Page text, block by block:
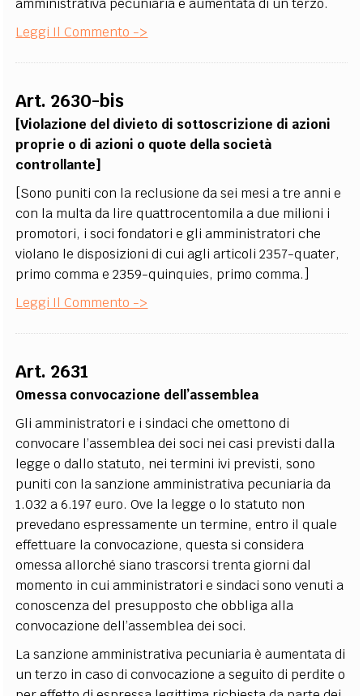
amministrativa pecuniaria è aumentata di un terzo.
Leggi Il Commento ->
Art. 2630-bis
[Violazione del divieto di sottoscrizione di azioni
proprie o di azioni o quote della società
controllante]
[Sono puniti con la reclusione da sei mesi a tre anni e
con la multa da lire quattrocentomila a due milioni i
promotori, i soci fondatori e gli amministratori che
violano le disposizioni di cui agli articoli 2357-quater,
primo comma e 2359-quinquies, primo comma.]
Leggi Il Commento ->
Art. 2631
Omessa convocazione dell’assemblea
Gli amministratori e i sindaci che omettono di
convocare l’assemblea dei soci nei casi previsti dalla
legge o dallo statuto, nei termini ivi previsti, sono
puniti con la sanzione amministrativa pecuniaria da
1.032 a 6.197 euro. Ove la legge o lo statuto non
prevedano espressamente un termine, entro il quale
effettuare la convocazione, questa si considera
omessa allorché siano trascorsi trenta giorni dal
momento in cui amministratori e sindaci sono venuti a
conoscenza del presupposto che obbliga alla
convocazione dell’assemblea dei soci.
La sanzione amministrativa pecuniaria è aumentata di
un terzo in caso di convocazione a seguito di perdite o